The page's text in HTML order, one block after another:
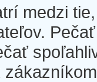
medzi